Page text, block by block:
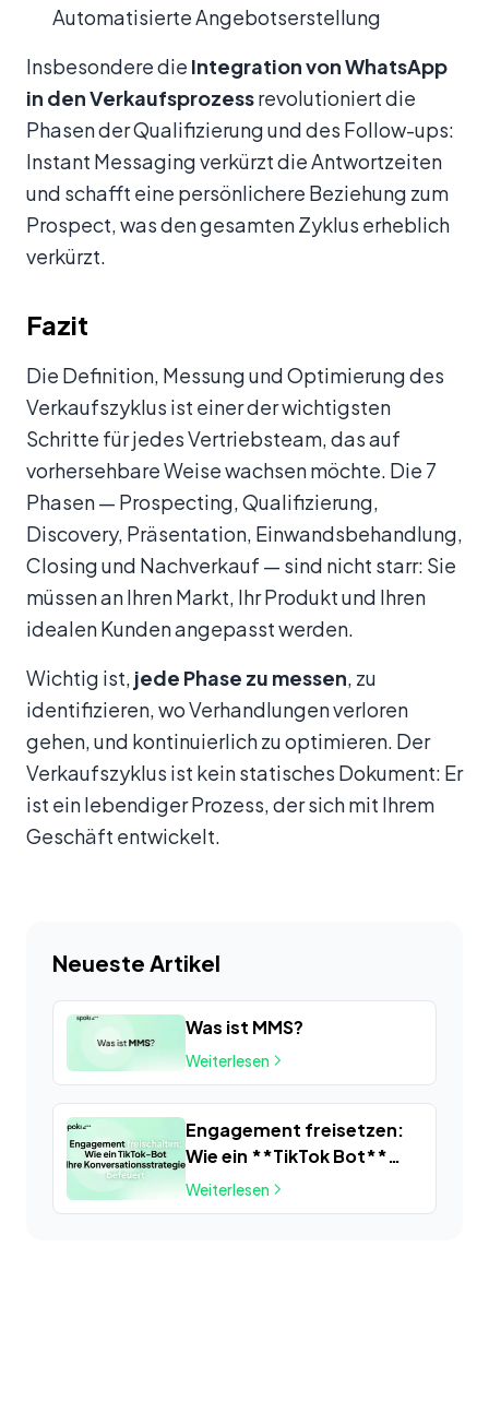
Automatisierte Angebotserstellung
Insbesondere die Integration von WhatsApp
in den Verkaufsprozessrevolutioniert die
Phasen der Qualifizierung und des Follow-ups:
Instant Messaging verkürzt die Antwortzeiten
und schafft eine persönlichere Beziehung zum
Prospect, was den gesamten Zyklus erheblich
verkürzt.
Fazit
Die Definition, Messung und Optimierung des
Verkaufszyklus ist einer der wichtigsten
Schritte für jedes Vertriebsteam, das auf
vorhersehbare Weise wachsen möchte. Die 7
Phasen — Prospecting, Qualifizierung,
Discovery, Präsentation, Einwandsbehandlung,
Closing und Nachverkauf — sind nicht starr: Sie
müssen an Ihren Markt, Ihr Produkt und Ihren
idealen Kunden angepasst werden.
Wichtig ist, jede Phase zu messen, zu
identifizieren, wo Verhandlungen verloren
gehen, und kontinuierlich zu optimieren. Der
Verkaufszyklus ist kein statisches Dokument: Er
ist ein lebendiger Prozess, der sich mit Ihrem
Geschäft entwickelt.
Neueste Artikel
Was ist MMS?
Weiterlesen
Engagement freisetzen:
Wie ein **TikTok Bot**
Ihre
Konversationsstrategie
Weiterlesen